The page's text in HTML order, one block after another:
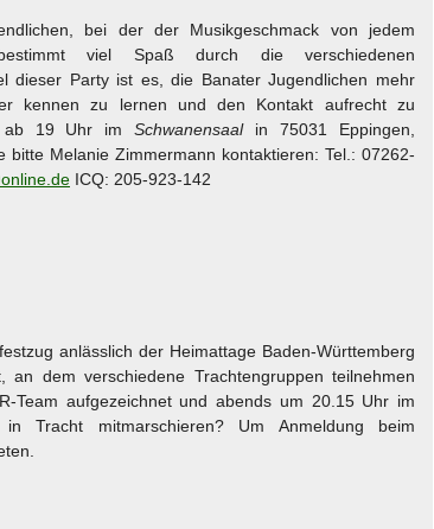
bei der der Musikgeschmack von jedem
viel Spaß durch die verschiedenen
dieser Party ist es, die Banater Jugendlichen mehr
kennen zu lernen und den Kontakt aufrecht zu
ab 19 Uhr imSchwanensaal in 75031 Eppingen,
bitte Melanie Zimmermann kontaktieren: Tel.: 07262-
ICQ: 205-923-142
anlässlich der Heimattage Baden-Württemberg
dem verschiedene Trachtengruppen teilnehmen
Team aufgezeichnet und abends um 20.15 Uhr im
Tracht mitmarschieren? Um Anmeldung beim